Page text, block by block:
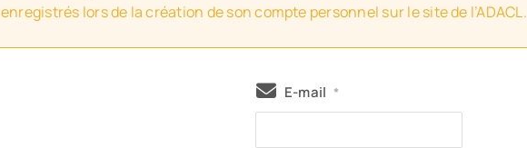
enregistrés lors de la création de son compte personnel sur le site de l’ADACL.
E-mail *